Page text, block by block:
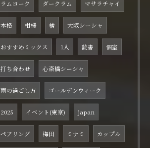
ラムコーク ダークラム マサラチャイ
本格 柑橘 檜 大阪シーシャ
おすすめミックス 1人 読書 個室
打ち合わせ 心斎橋シーシャ
雨の過ごし方 ゴールデンウィーク
2025 イベント(東京) japan
ペアリング 梅田 ミナミ カップル